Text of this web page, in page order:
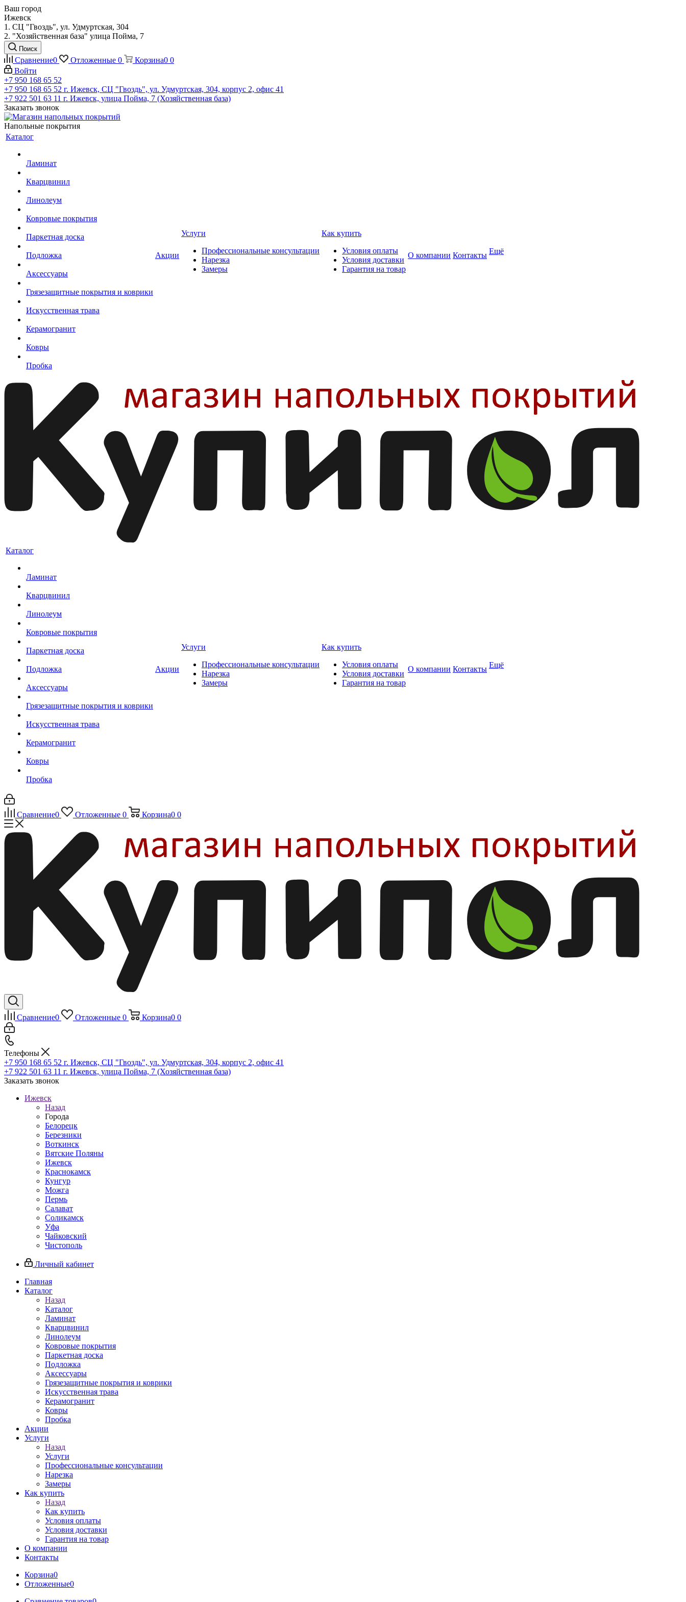
Ваш город
Ижевск
1. СЦ "Гвоздь", ул. Удмуртская, 304
2. "Хозяйственная база" улица Пойма, 7
Поиск
Сравнение0 Отложенные 0 Корзина0 0
Войти
+7 950 168 65 52
+7 950 168 65 52 г. Ижевск, СЦ "Гвоздь", ул. Удмуртская, 304, корпус 2, офис 41
+7 922 501 63 11 г. Ижевск, улица Пойма, 7 (Хозяйственная база)
Заказать звонок
Напольные покрытия
Каталог
Ламинат
Кварцвинил
Линолеум
Ковровые покрытия
Паркетная доска
Подложка
Аксессуары
Грязезащитные покрытия и коврики
Искусственная трава
Керамогранит
Ковры
Пробка
Акции
Услуги
Профессиональные консультации
Нарезка
Замеры
Как купить
Условия оплаты
Условия доставки
Гарантия на товар
О компании Контакты Ещё
Каталог
Ламинат
Кварцвинил
Линолеум
Ковровые покрытия
Паркетная доска
Подложка
Аксессуары
Грязезащитные покрытия и коврики
Искусственная трава
Керамогранит
Ковры
Пробка
Акции
Услуги
Профессиональные консультации
Нарезка
Замеры
Как купить
Условия оплаты
Условия доставки
Гарантия на товар
О компании Контакты Ещё
Сравнение0 Отложенные 0 Корзина0 0
Сравнение0 Отложенные 0 Корзина0 0
Телефоны
+7 950 168 65 52 г. Ижевск, СЦ "Гвоздь", ул. Удмуртская, 304, корпус 2, офис 41
+7 922 501 63 11 г. Ижевск, улица Пойма, 7 (Хозяйственная база)
Заказать звонок
Ижевск
Назад
Города
Белорецк
Березники
Воткинск
Вятские Поляны
Ижевск
Краснокамск
Кунгур
Можга
Пермь
Салават
Соликамск
Уфа
Чайковский
Чистополь
Личный кабинет
Главная
Каталог
Назад
Каталог
Ламинат
Кварцвинил
Линолеум
Ковровые покрытия
Паркетная доска
Подложка
Аксессуары
Грязезащитные покрытия и коврики
Искусственная трава
Керамогранит
Ковры
Пробка
Акции
Услуги
Назад
Услуги
Профессиональные консультации
Нарезка
Замеры
Как купить
Назад
Как купить
Условия оплаты
Условия доставки
Гарантия на товар
О компании
Контакты
Корзина0
Отложенные0